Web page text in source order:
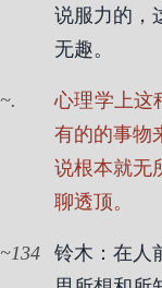
说服力的，
无趣。
.
心理学上这
有的的事物
说根本就无
聊透顶。
134
铃木：在人